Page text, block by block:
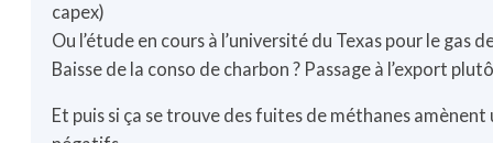
capex)
Ou l’étude en cours à l’université du Texas pour le gas
Baisse de la conso de charbon ? Passage à l’export
Et puis si ça se trouve des fuites de méthanes amènent